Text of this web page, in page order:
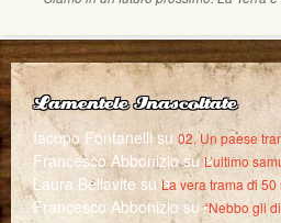
Lamentele Inascoltate
Iacopo Fontanellisu02. Un paese
Francesco AbboniziosuL’ultimo
Laura Bellavite su La vera trama di
Francesco Abbonizio su“Nebbo gli